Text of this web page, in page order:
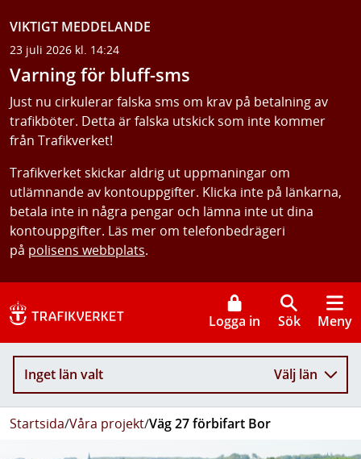
VIKTIGT MEDDELANDE
23 juli 2026 kl. 14:24
Varning för bluff-sms
Just nu cirkulerar falska sms om krav på betalning av
trafikböter. Detta är falska utskick som inte kommer
från Trafikverket!
Trafikverket skickar aldrig ut uppmaningar om
utlämnande av kontouppgifter. Klicka inte på länkarna,
betala inte in några pengar och lämna inte ut dina
kontouppgifter. Läs mer om telefonbedrägeri
på polisens webbplats.
Logga in Sök Meny
Inget län valt Välj län
Startsida/Våra projekt/Väg 27 förbifart Bor